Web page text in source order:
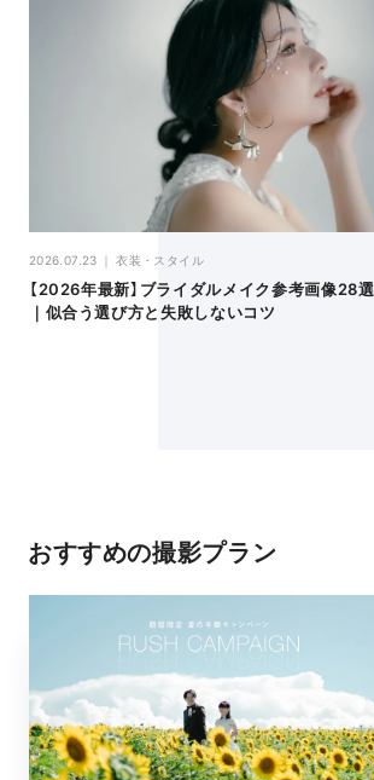
2026.07.23 衣装・スタイル
【2026年最新】ブライダルメイク参考画像28選
｜似合う選び方と失敗しないコツ
おすすめの撮影プラン